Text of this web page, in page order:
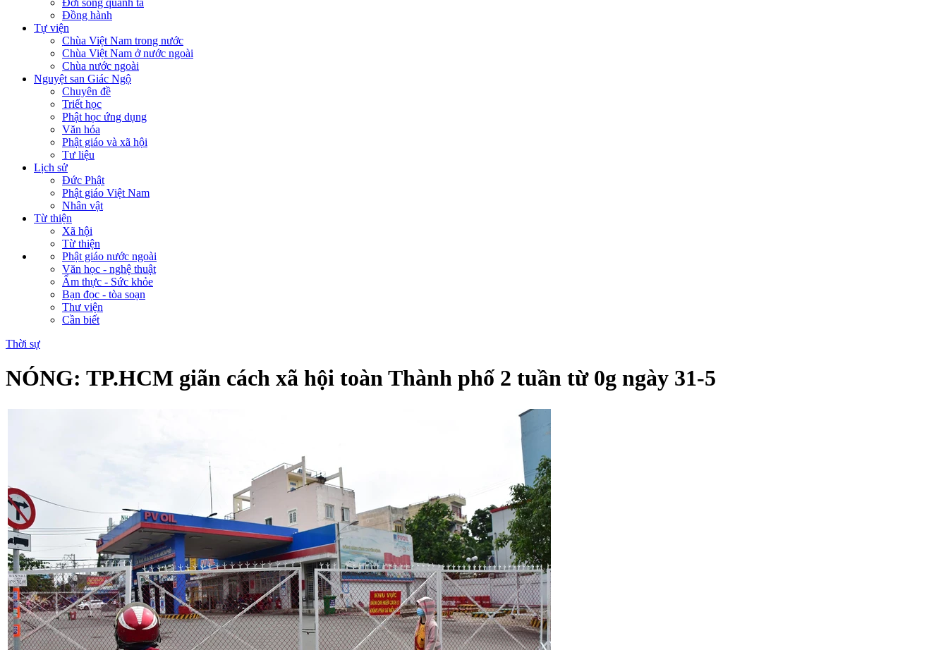
Đời sống quanh ta
Đồng hành
Tự viện
Chùa Việt Nam trong nước
Chùa Việt Nam ở nước ngoài
Chùa nước ngoài
Nguyệt san Giác Ngộ
Chuyên đề
Triết học
Phật học ứng dụng
Văn hóa
Phật giáo và xã hội
Tư liệu
Lịch sử
Đức Phật
Phật giáo Việt Nam
Nhân vật
Từ thiện
Xã hội
Từ thiện
Phật giáo nước ngoài
Văn học - nghệ thuật
Ẩm thực - Sức khỏe
Bạn đọc - tòa soạn
Thư viện
Cần biết
Thời sự
NÓNG: TP.HCM giãn cách xã hội toàn Thành phố 2 tuần từ 0g ngày 31-5